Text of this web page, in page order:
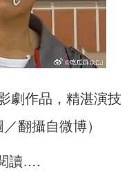
劇作品，精湛演技
翻攝自微博）
讀….